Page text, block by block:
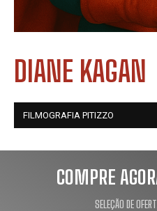
DIANE KAGAN
FILMOGRAFIA PITIZZO
COMPRE
SELEÇÃO DE